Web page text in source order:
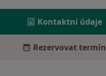
Kontaktní údaje
Rezervovat termín